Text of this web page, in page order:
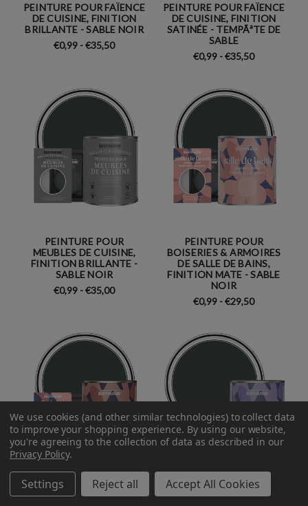
PEINTURE POUR FAÏENCE
DE CUISINE, FINITION
BRILLANTE - SABLE NOIR
€0,99 - €35,50
PEINTURE POUR FAÏENCE
DE CUISINE, FINITION
SATINÉE - TEMPÃªTE DE
SABLE
€0,99 - €35,50
PEINTURE POUR
MEUBLES DE CUISINE,
FINITION BRILLANTE -
SABLE NOIR
€0,99 - €35,00
PEINTURE POUR
BOISERIES & ARMOIRES
DE SALLE DE BAINS,
FINITION MATE - SABLE
NOIR
€0,99 - €29,50
PEINTURE POUR
BOISERIES & ARMOIRES
PEINTURE POUR
CARRELAGE DE SALLE DE
We use cookies (and other similar technologies) to collect data
to improve your shopping experience. By using our website,
you're agreeing to the collection of data as described in our
Privacy Policy.
Settings Reject all Accept All Cookies